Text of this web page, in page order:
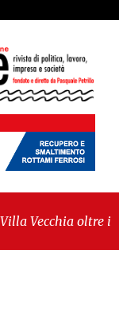
oltre i